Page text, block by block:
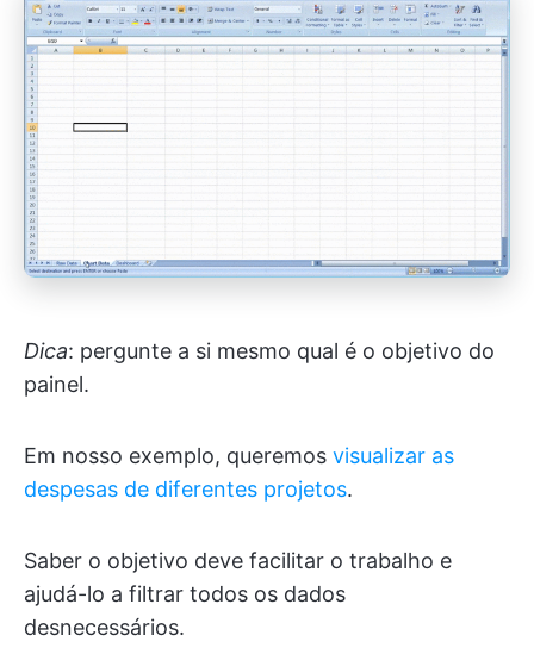
Dica: pergunte a si mesmo qual é o objetivo do
painel.
Em nosso exemplo, queremos visualizar as
despesas de diferentes projetos.
Saber o objetivo deve facilitar o trabalho e
ajudá-lo a filtrar todos os dados
desnecessários.